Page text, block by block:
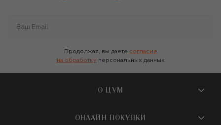
Продолжая, вы даете согласие
на обработку персональных данных
О ЦУМ
О магазине
ОНЛАЙН ПОКУПКИ